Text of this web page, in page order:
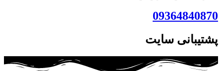
09364840870
پشتیبانی سایت